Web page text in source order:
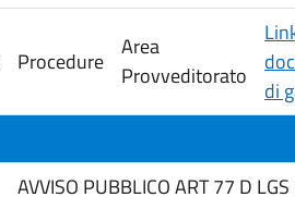
Procedure
Area
Provveditorato
di
AVVISO PUBBLICO ART 77 D